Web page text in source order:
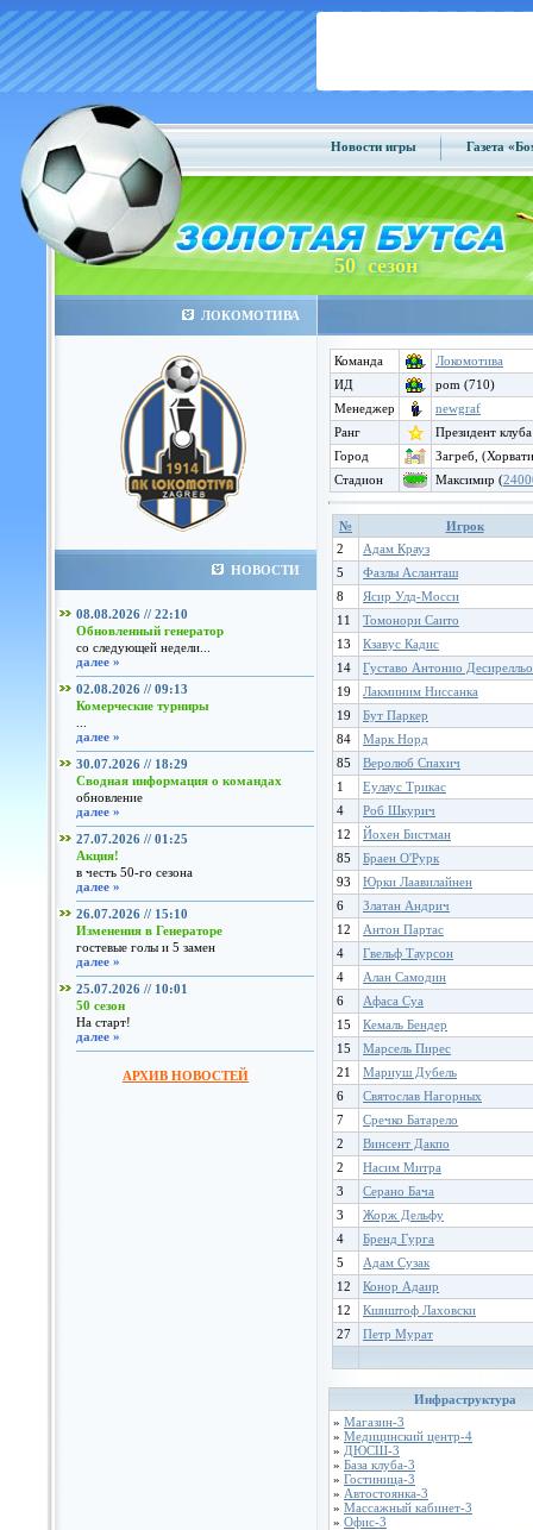
Новости игры Газета
50 сезон
ЛОКОМОТИВА
НОВОСТИ
08.08.2026 // 22:10
Обновленный генератор
со следующей недели...
далее »
02.08.2026 // 09:13
Комерческие турниры
далее »
30.07.2026 // 18:29
Сводная информация о командах
обновление
далее »
27.07.2026 // 01:25
Акция!
в честь 50-го сезона
далее »
26.07.2026 // 15:10
Изменения в Генераторе
гостевые голы и 5 замен
далее »
25.07.2026 // 10:01
50 сезон
На старт!
далее »
АРХИВ НОВОСТЕЙ
Команда
Локомотива
ИД
pom (710)
Менеджер
newgraf
Ранг
Президент клуба
Город
Загреб,
Стадион
Максимир (
№
Игрок
2
Адам Крауз
5
Фазлы Асланташ
8
Ясир Улд-Мосси
11
Томонори Саито
13
Кзавус Кадис
14
Густаво Антонио Десирелльо
19
Лакминим Ниссанка
19
Бут Паркер
84
Марк Норд
85
Веролюб Спахич
1
Еулаус Трикас
4
Роб Шкурич
12
Йохен Бистман
85
Браен О'Рурк
93
Юрки Лаавилайнен
6
Златан Андрич
12
Антон Партас
4
Гвельф Таурсон
4
Алан Самодин
6
Афаса Суа
15
Кемаль Бендер
15
Марсель Пирес
21
Мариуш Дубель
6
Святослав Нагорных
7
Сречко Батарело
2
Винсент Дакпо
2
Насим Митра
3
Серано Бача
3
Жорж Дельфу
4
Бренд Гурга
5
Адам Сузак
12
Конор Адаир
12
Кшиштоф Лаховски
27
Петр Мурат
Инфраструктура
» Магазин-3
» Медицинский центр-4
» ДЮСШ-3
» База клуба-3
» Гостиница-3
» Автостоянка-3
» Массажный кабинет-3
» Офис-3